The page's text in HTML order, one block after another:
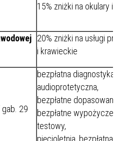
15% zniżki na okulary
20% zniżki na usługi
i krawieckie
29
bezpłatna diagnostyka
audioprotetyczna,
bezpłatne
bezpłatne
testowy,
pięcioletnia,